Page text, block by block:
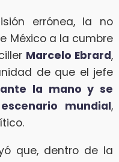
errónea, la no
México a la cumbre
Marcelo Ebrard,
de que el jefe
la mano y se
mundial,
que, dentro de la